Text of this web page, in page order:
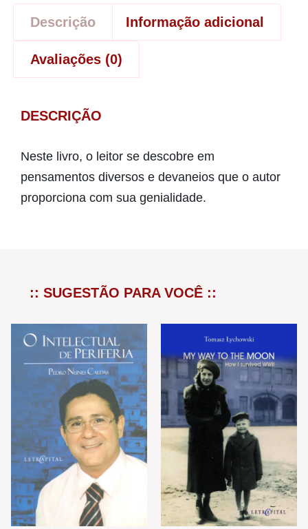
Descrição Informação adicional
Avaliações (0)
DESCRIÇÃO
Neste livro, o leitor se descobre em
pensamentos diversos e devaneios que o autor
proporciona com sua genialidade.
:: SUGESTÃO PARA VOCÊ ::